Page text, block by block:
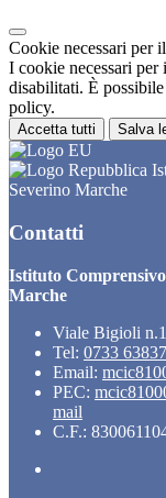
Cookie necessari per
I cookie necessari per
disabilitati. È
policy.
Accetta tutti Salva
Severino Marche
Contatti
Istituto
Marche
Viale Bigioli
Tel: 0733
Email:
PEC:
mail
C.F.: